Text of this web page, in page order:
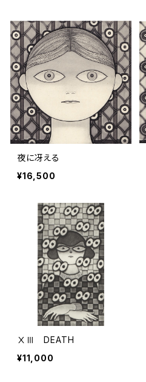
夜に冴える
¥16,500
ⅩⅢ DEATH
¥11,000